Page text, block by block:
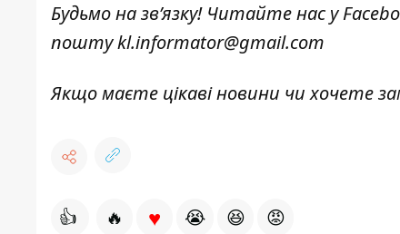
Будьмо на зв’язку! Читайте нас у
поштуkl.informator@gmail.com
Якщо маєте цікаві новини чи хочете
👍 🔥 ♥ 😭 😆 😡